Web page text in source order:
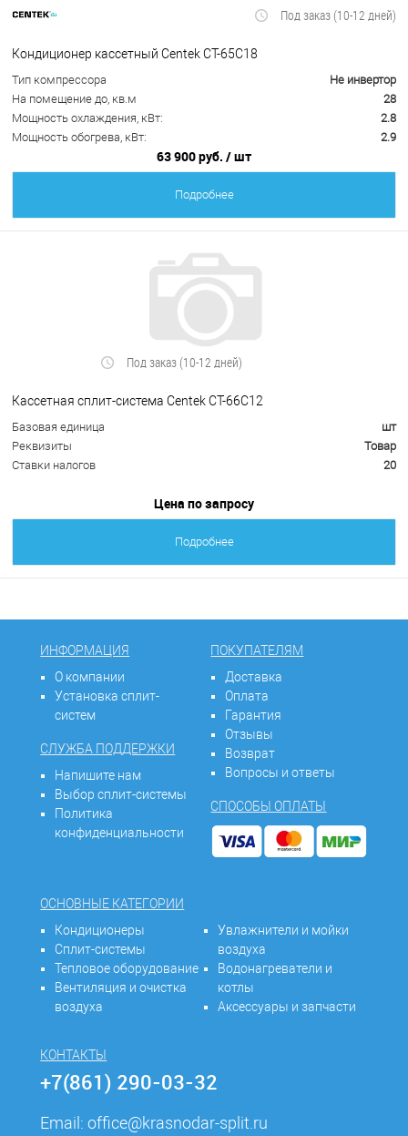
Под заказ (10-12 дней)
Кондиционер кассетный Centek CT-65C18
Тип компрессора
Не инвертор
На помещение до, кв.м
28
Мощность охлаждения, кВт:
2.8
Мощность обогрева, кВт:
2.9
63 900 руб. / шт
Подробнее
Под заказ (10-12 дней)
Кассетная сплит-система Centek CT-66С12
Базовая единица
шт
Реквизиты
Товар
Ставки налогов
20
Цена по запросу
Подробнее
ИНФОРМАЦИЯ
О компании
Установка сплит-
систем
СЛУЖБА ПОДДЕРЖКИ
Напишите нам
Выбор сплит-системы
Политика
конфиденциальности
ПОКУПАТЕЛЯМ
Доставка
Оплата
Гарантия
Отзывы
Возврат
Вопросы и ответы
СПОСОБЫ ОПЛАТЫ
ОСНОВНЫЕ КАТЕГОРИИ
Кондиционеры
Сплит-системы
Тепловое оборудование
Вентиляция и очистка
воздуха
Увлажнители и мойки
воздуха
Водонагреватели и
котлы
Аксессуары и запчасти
КОНТАКТЫ
+7(861) 290-03-32
Email:office@krasnodar-split.ru